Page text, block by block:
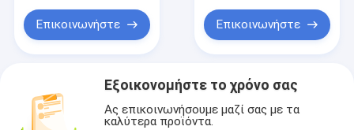
Επικοινωνήστε Επικοινωνήστε
Εξοικονομήστε το χρόνο σας
Ας επικοινωνήσουμε μαζί σας με τα
καλύτερα προϊόντα.